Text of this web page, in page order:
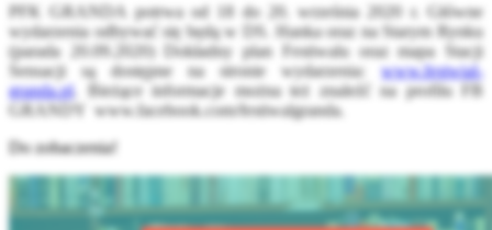
PFK GRANDA potrwa od 18 do 20. września 2020 r. Główne
wydarzenia odbywać się będą w DS. Hanka oraz na Starym Rynku
(parada 20.09.2020) Dokładny plan Festiwalu oraz mapa Stacji
Sensacji są dostępne na stronie wydarzenia: www.festwial-
granda.pl. Bieżące informacje można też znaleźć na profilu FB
GRANDY www.facebook.com/festiwalgranda.
Do zobaczenia!